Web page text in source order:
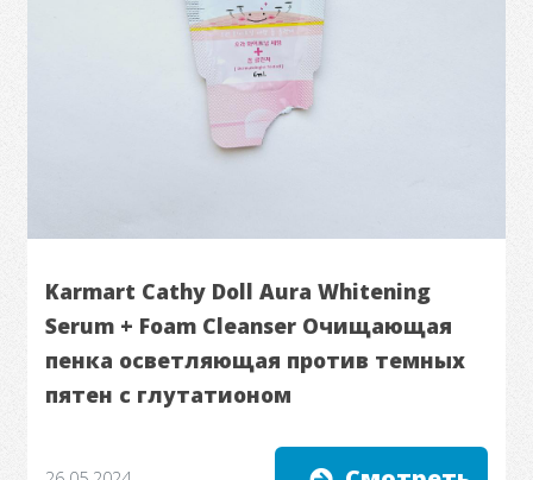
Karmart Cathy Doll Aura Whitening
Serum + Foam Cleanser Очищающая
пенка осветляющая против темных
пятен с глутатионом